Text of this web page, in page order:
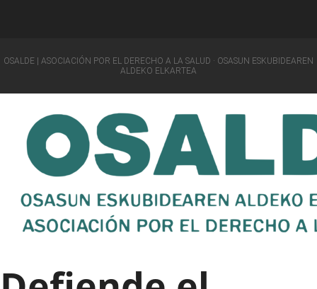
OSALDE | ASOCIACIÓN POR EL DERECHO A LA SALUD · OSASUN ESKUBIDEAREN
ALDEKO ELKARTEA